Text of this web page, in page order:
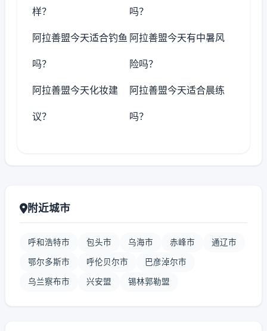
样？ 吗？
阿拉善盟今天适合钓鱼
吗？
阿拉善盟今天有中暑风
险吗？
阿拉善盟今天化妆建
议？
阿拉善盟今天适合晨练
吗？
附近城市
呼和浩特市 包头市 乌海市 赤峰市 通辽市
鄂尔多斯市 呼伦贝尔市 巴彦淖尔市
乌兰察布市 兴安盟 锡林郭勒盟